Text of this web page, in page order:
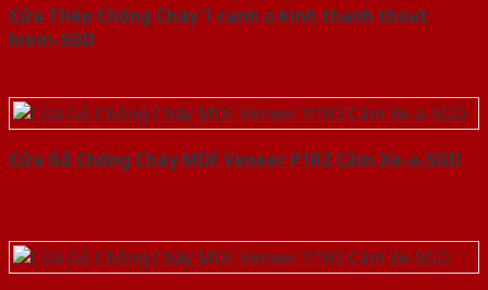
Cửa Thép Chống Cháy 1 canh o kinh thanh thoat
hiem-SGD
Cửa Gỗ Chống Cháy MDF Veneer P1R2 Căm Xe-a-SGD